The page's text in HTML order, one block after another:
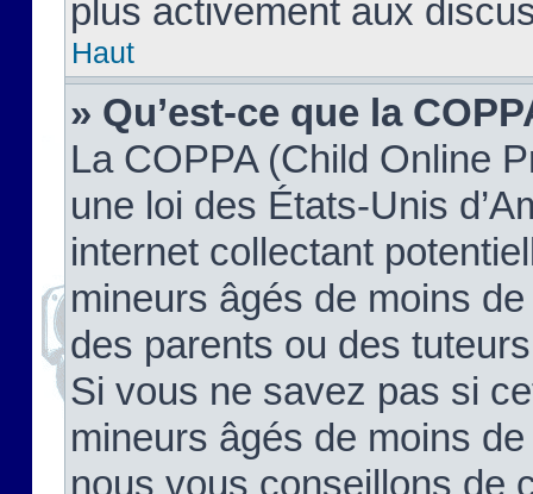
plus activement aux
Haut
» Qu’est-ce que la
La COPPA (Child Online
une loi des États-Unis
internet collectant
mineurs âgés de moins
des parents ou des
Si vous ne savez pas si
mineurs âgés de moins
nous vous conseillons de